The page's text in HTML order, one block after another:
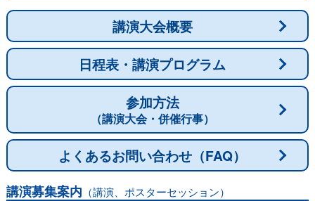
講演大会概要
日程表・講演プログラム
参加方法
（講演大会・併催行事）
よくあるお問い合わせ（FAQ）
講演募集案内 （講演、ポスターセッション）